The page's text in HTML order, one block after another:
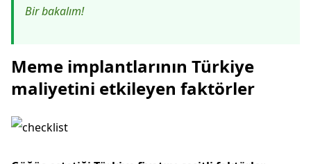
Bir bakalım!
Meme implantlarının Türkiye
maliyetini etkileyen faktörler